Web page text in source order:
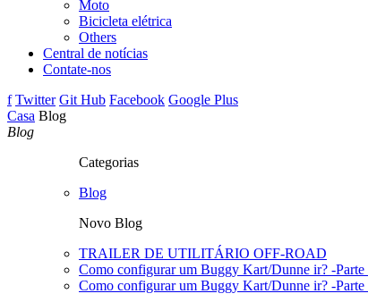
Moto
Bicicleta elétrica
Others
Central de notícias
Contate-nos
f Twitter Git Hub Facebook Google Plus
Casa Blog
Blog
Categorias
Blog
Novo Blog
TRAILER DE UTILITÁRIO OFF-ROAD
Como configurar um Buggy Kart/Dunne ir? -Parte
Como configurar um Buggy Kart/Dunne ir? -Parte